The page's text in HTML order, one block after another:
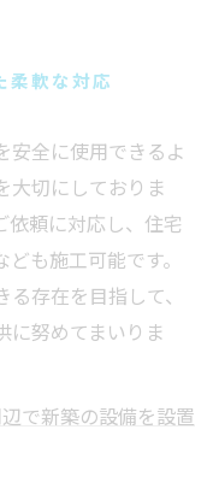
柔軟な対応
安全に使用できるよ
大切にしておりま
依頼に対応し、住宅
も施工可能です。
存在を目指して、
に努めてまいりま
で新築の設備を設置